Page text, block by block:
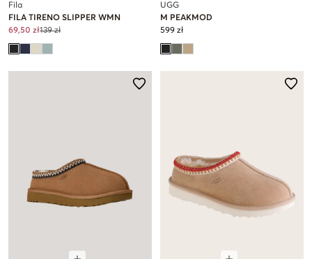
Fila
FILA TIRENO SLIPPER WMN
69,50 zł139 zł
UGG
M PEAKMOD
599 zł